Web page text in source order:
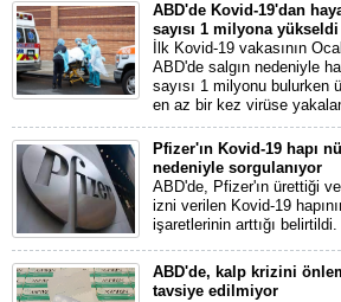
ABD'de Kovid-19'dan
sayısı 1 milyona yükseldi
İlk Kovid-19 vakasının
ABD'de salgın nedeniyle
sayısı 1 milyonu bulurken
en az bir kez virüse
Pfizer'ın Kovid-19 hapı
nedeniyle sorgulanıyor
ABD'de, Pfizer'ın ürettiği
izni verilen Kovid-19
işaretlerinin arttığı belirtildi.
ABD'de, kalp krizini
tavsiye edilmiyor